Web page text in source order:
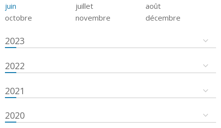
juin
juillet
août
octobre
novembre décembre
2023
2022
2021
2020